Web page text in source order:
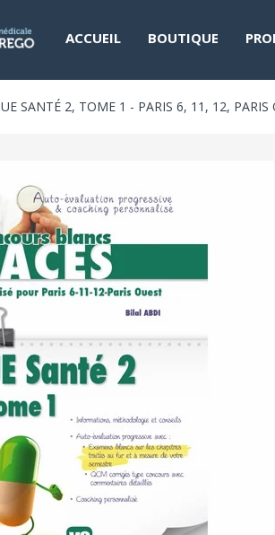
ACCUEIL BOUTIQUE
UE SANTÉ 2, TOME 1 - PARIS 6, 11, 12, PARIS